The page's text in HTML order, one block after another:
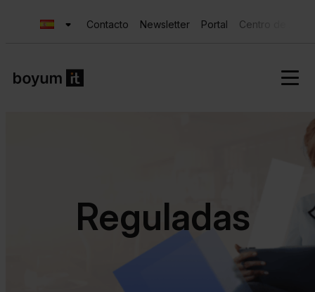
Contacto Newsletter Portal Centro de
Reguladas